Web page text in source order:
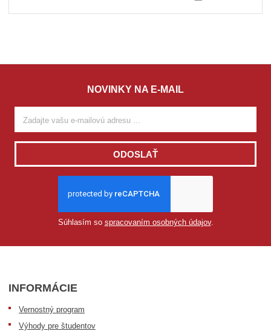
NOVINKY NA E-MAIL
ODOSLAŤ
Súhlasím so spracovaním osobných údajov.
INFORMÁCIE
Vernostný program
Výhody pre študentov